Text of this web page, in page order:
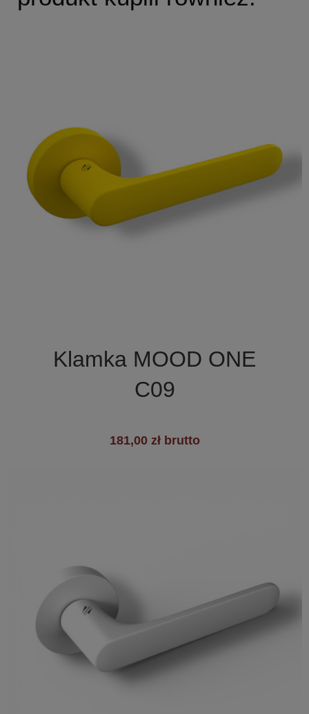
Klamka MOOD ONE
C09
181,00 zł brutto